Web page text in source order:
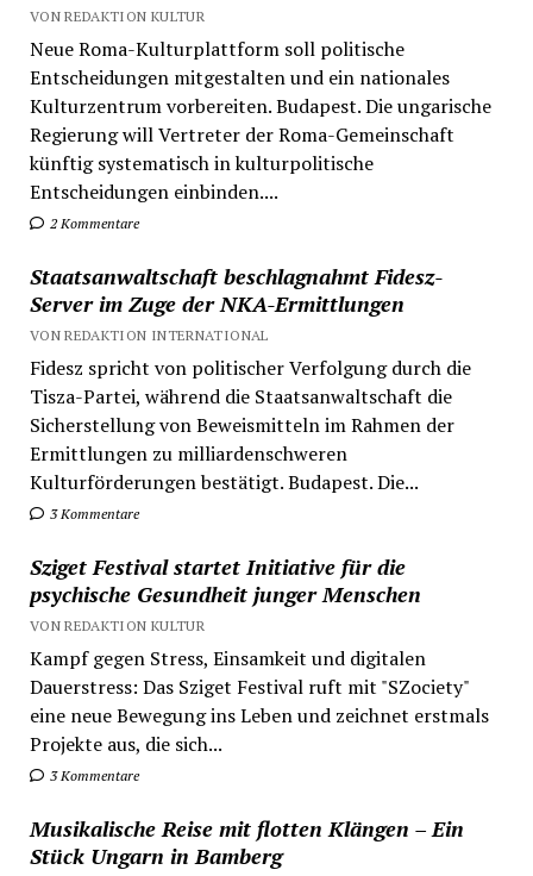
VON REDAKTION KULTUR
Neue Roma-Kulturplattform soll politische
Entscheidungen mitgestalten und ein nationales
Kulturzentrum vorbereiten. Budapest. Die ungarische
Regierung will Vertreter der Roma-Gemeinschaft
künftig systematisch in kulturpolitische
Entscheidungen einbinden....
2 Kommentare
Staatsanwaltschaft beschlagnahmt Fidesz-
Server im Zuge der NKA-Ermittlungen
VON REDAKTION INTERNATIONAL
Fidesz spricht von politischer Verfolgung durch die
Tisza-Partei, während die Staatsanwaltschaft die
Sicherstellung von Beweismitteln im Rahmen der
Ermittlungen zu milliardenschweren
Kulturförderungen bestätigt. Budapest. Die...
3 Kommentare
Sziget Festival startet Initiative für die
psychische Gesundheit junger Menschen
VON REDAKTION KULTUR
Kampf gegen Stress, Einsamkeit und digitalen
Dauerstress: Das Sziget Festival ruft mit "SZociety"
eine neue Bewegung ins Leben und zeichnet erstmals
Projekte aus, die sich...
3 Kommentare
Musikalische Reise mit flotten Klängen – Ein
Stück Ungarn in Bamberg